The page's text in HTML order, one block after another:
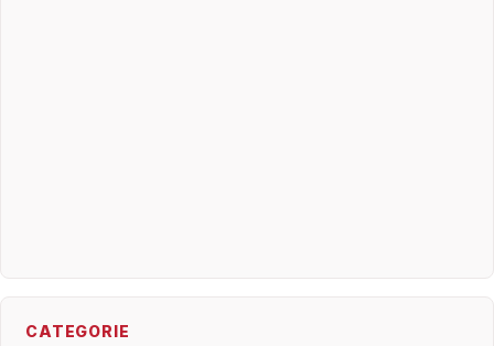
CATEGORIE